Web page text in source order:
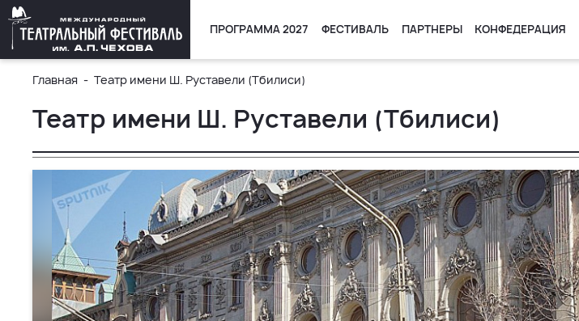
ПРОГРАММА 2027 ФЕСТИВАЛЬ ПАРТНЕРЫ КОНФЕДЕРАЦИЯ
Главная Театр имени Ш. Руставели (Тбилиси)
Театр имени Ш. Руставели (Тбилиси)